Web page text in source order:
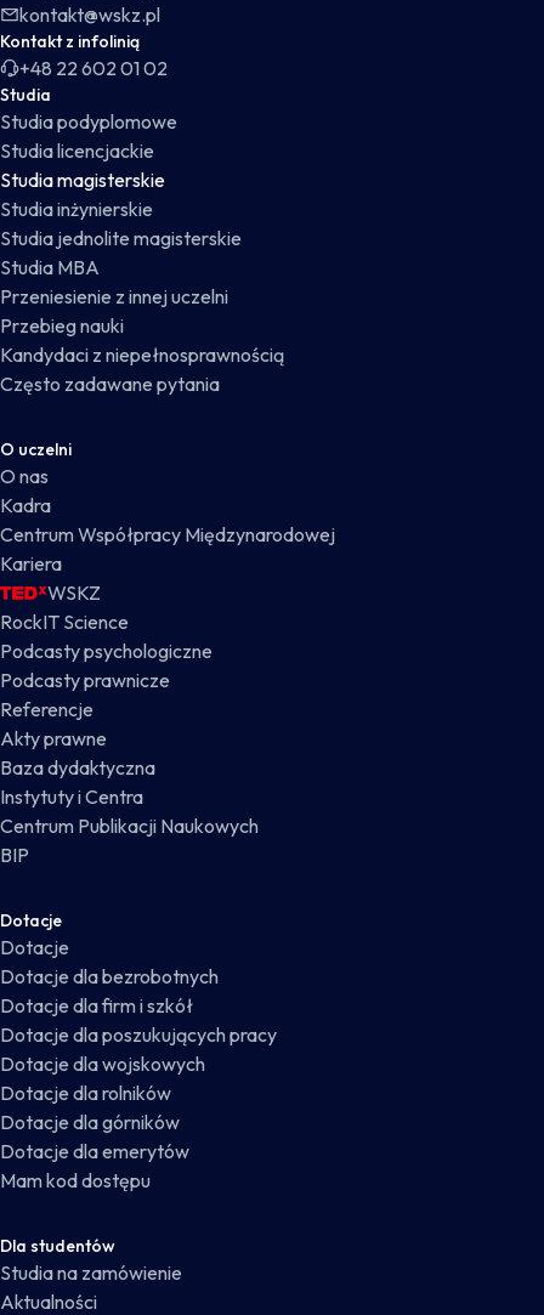
kontakt@wskz.pl
Kontakt z infolinią
+48 22 602 01 02
Studia
Studia podyplomowe
Studia licencjackie
Studia magisterskie
Studia inżynierskie
Studia jednolite magisterskie
Studia MBA
Przeniesienie z innej uczelni
Przebieg nauki
Kandydaci z niepełnosprawnością
Często zadawane pytania
O uczelni
O nas
Kadra
Centrum Współpracy Międzynarodowej
Kariera
WSKZ
RockIT Science
Podcasty psychologiczne
Podcasty prawnicze
Referencje
Akty prawne
Baza dydaktyczna
Instytuty i Centra
Centrum Publikacji Naukowych
BIP
Dotacje
Dotacje
Dotacje dla bezrobotnych
Dotacje dla firm i szkół
Dotacje dla poszukujących pracy
Dotacje dla wojskowych
Dotacje dla rolników
Dotacje dla górników
Dotacje dla emerytów
Mam kod dostępu
Dla studentów
Studia na zamówienie
Aktualności